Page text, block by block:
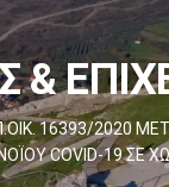
16393/2020
COVID-19 ΣΕ